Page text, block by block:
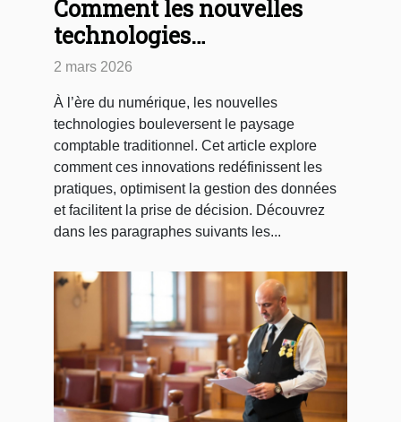
Comment les nouvelles
technologies
transforment-elles les
méthodes comptables ?
2 mars 2026
À l’ère du numérique, les nouvelles
technologies bouleversent le paysage
comptable traditionnel. Cet article explore
comment ces innovations redéfinissent les
pratiques, optimisent la gestion des données
et facilitent la prise de décision. Découvrez
dans les paragraphes suivants les...